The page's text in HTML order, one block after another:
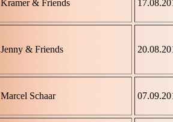
Kramer & Friends
Jenny & Friends
Marcel Schaar